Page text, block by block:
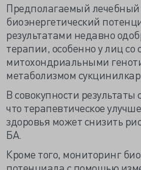
Предполагаемый лечебный
биоэнергетический
результатами недавно
терапии, особенно у лиц
митохондриальными
метаболизмом
В совокупности результаты
что терапевтическое
здоровья может снизить
БА.
Кроме того, мониторинг